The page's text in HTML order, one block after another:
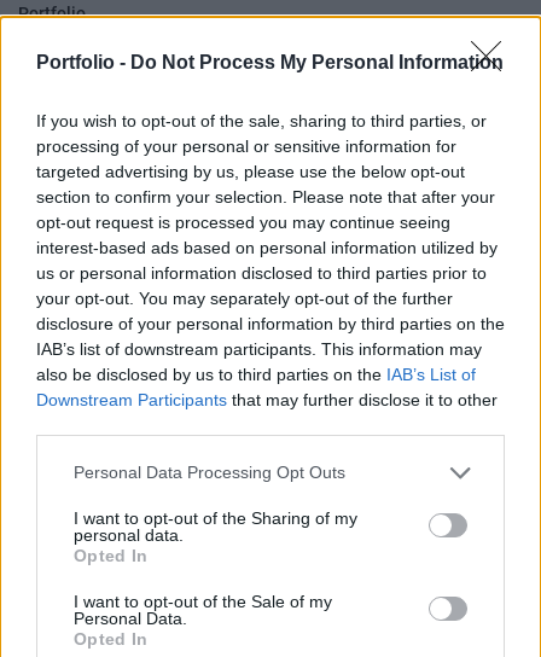
Portfolio - Do Not Process My Personal Information
If you wish to opt-out of the sale, sharing to third parties, or
processing of your personal or sensitive information for
targeted advertising by us, please use the below opt-out
section to confirm your selection. Please note that after your
opt-out request is processed you may continue seeing
interest-based ads based on personal information utilized by
us or personal information disclosed to third parties prior to
your opt-out. You may separately opt-out of the further
disclosure of your personal information by third parties on the
IAB’s list of downstream participants. This information may
also be disclosed by us to third parties on the IAB’s List of
Downstream Participants that may further disclose it to other
Personal Data Processing Opt Outs
I want to opt-out of the Sharing of my
personal data.
Opted In
I want to opt-out of the Sale of my
Personal Data.
Opted In
Portfolio
utasítására összehívott két rendkívüli
megbeszélés a sertéságazat aktuális
problémáiról. A Kormányszóvivői Iroda
közleménye szerint a kormány jövő szerdáig
dönteni fog a Vidékfejlesztési Minisztérium és a
Nemzetgazdasági Minisztérium közös
előterjesztése alapján a Gyulai Húskombinát
megsegítéséről, valamint arról, hogy mihamarabb
érezhető javulás következzen be az egyes
sertéságazati szereplők körülményeiben.
Megsegítik a Gyulai Húskombinátot "A kormány
követendő utat Magyarország számára. Minden olyan
szándékot és tevékenységet támogatni kell, amely
és tevőlegesen hozzájárul a magyar gazdaság
teljesítményének növeléséhez" - olvasható a